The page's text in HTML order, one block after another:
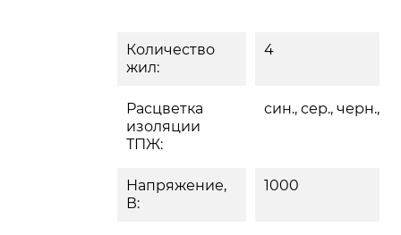
Количество
жил:
4
Расцветка
изоляции
ТПЖ:
син., сер., черн.,
Напряжение,
В:
1000